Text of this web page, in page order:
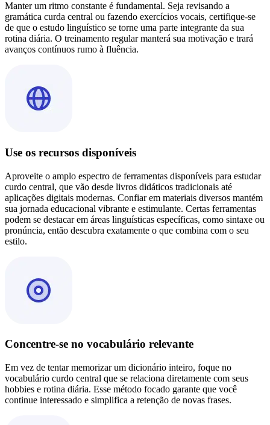
Manter um ritmo constante é fundamental. Seja revisando a
gramática curda central ou fazendo exercícios vocais, certifique-se
de que o estudo linguístico se torne uma parte integrante da sua
rotina diária. O treinamento regular manterá sua motivação e trará
avanços contínuos rumo à fluência.
Use os recursos disponíveis
Aproveite o amplo espectro de ferramentas disponíveis para estudar
curdo central, que vão desde livros didáticos tradicionais até
aplicações digitais modernas. Confiar em materiais diversos mantém
sua jornada educacional vibrante e estimulante. Certas ferramentas
podem se destacar em áreas linguísticas específicas, como sintaxe ou
pronúncia, então descubra exatamente o que combina com o seu
estilo.
Concentre-se no vocabulário relevante
Em vez de tentar memorizar um dicionário inteiro, foque no
vocabulário curdo central que se relaciona diretamente com seus
hobbies e rotina diária. Esse método focado garante que você
continue interessado e simplifica a retenção de novas frases.